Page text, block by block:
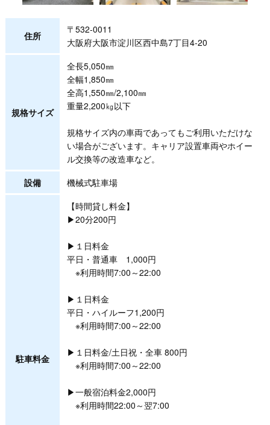
住所
〒532-0011
大阪府大阪市淀川区西中島7丁目4-20
規格サイズ
全長5,050㎜
全幅1,850㎜
全高1,550㎜/2,100㎜
重量2,200㎏以下
規格サイズ内の車両であってもご利用いただけな
い場合がございます。キャリア設置車両やホイー
ル交換等の改造車など。
設備
機械式駐車場
駐車料金
【時間貸し料金】
▶20分200円
▶１日料金
平日・普通車 1,000円
※利用時間7:00～22:00
▶１日料金
平日・ハイルーフ1,200円
※利用時間7:00～22:00
▶１日料金/土日祝・全車 800円
※利用時間7:00～22:00
▶一般宿泊料金2,000円
※利用時間22:00～翌7:00